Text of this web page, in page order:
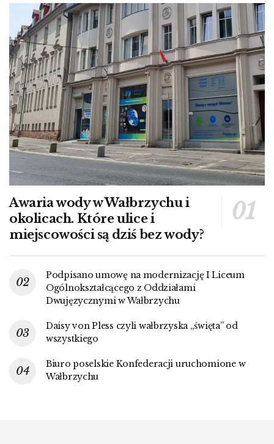
Awaria wody w Wałbrzychu i
okolicach. Które ulice i
miejscowości są dziś bez wody?
Podpisano umowę na modernizację I Liceum
Ogólnokształcącego z Oddziałami
Dwujęzycznymi w Wałbrzychu
Daisy von Pless czyli wałbrzyska „święta” od
wszystkiego
Biuro poselskie Konfederacji uruchomione w
Wałbrzychu